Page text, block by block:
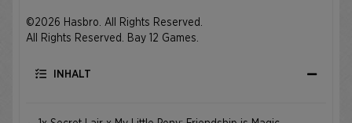
©2026 Hasbro. All Rights Reserved.
All Rights Reserved. Bay 12 Games.
INHALT